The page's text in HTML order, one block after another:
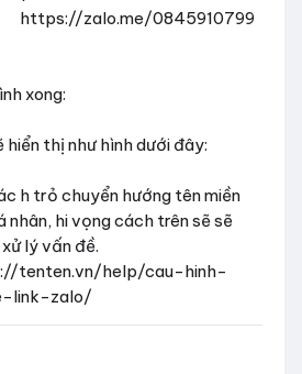
zalo.me/0845910799
xong:
hiển thị như hình dưới đây:
h trỏ chuyển hướng tên miền
nhân, hi vọng cách trên sẽ sẽ
lý vấn đề.
tenten.vn/help/cau-hinh-
link-zalo/